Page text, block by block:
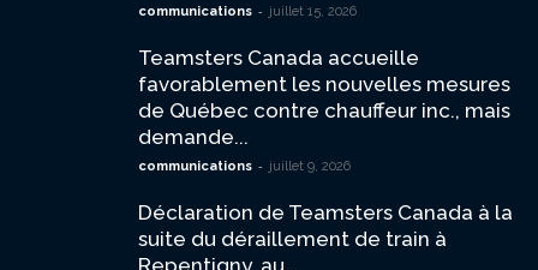
communications - juillet 15, 2026
Teamsters Canada accueille
favorablement les nouvelles mesures
de Québec contre chauffeur inc., mais
demande...
communications - juillet 9, 2026
Déclaration de Teamsters Canada à la
suite du déraillement de train à